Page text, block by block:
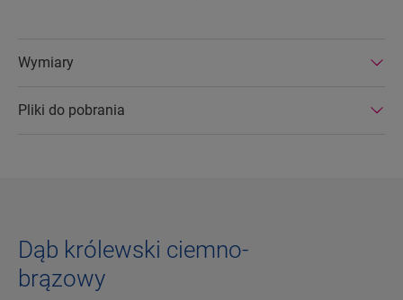
Wymiary
Pliki do pobrania
Dąb królewski ciemno-
brązowy